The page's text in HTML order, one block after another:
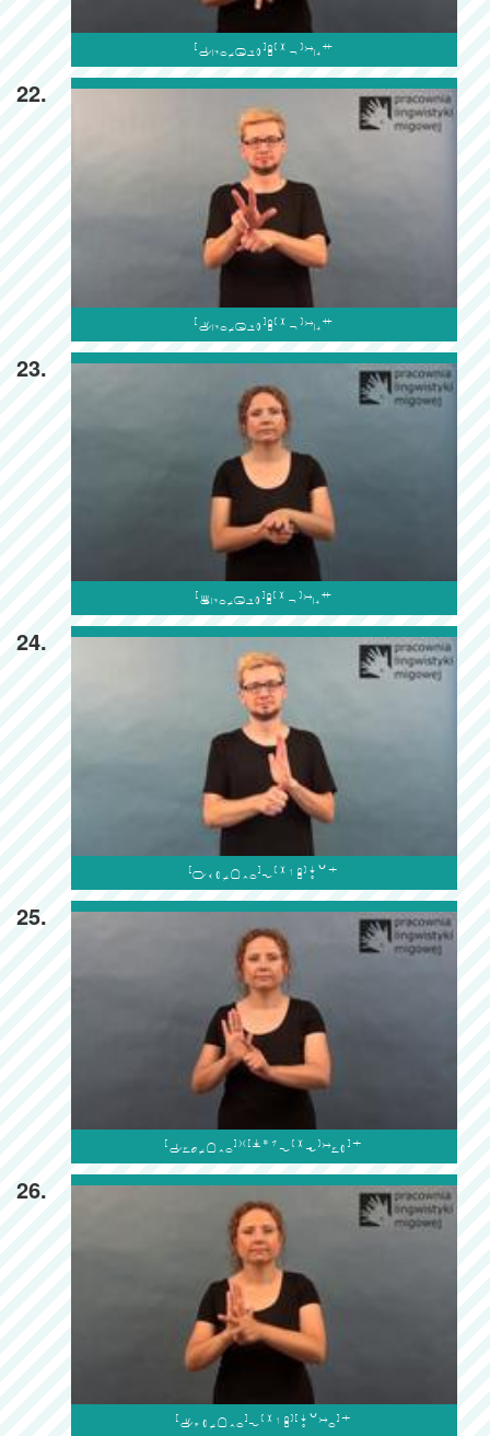

22.

23.

24.

25.

26.
